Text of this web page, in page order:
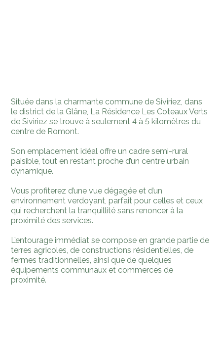
Située dans la charmante commune de Siviriez, dans
le district de la Glâne, La Résidence Les Coteaux Verts
de Siviriez se trouve à seulement 4 à 5 kilomètres du
centre de Romont.
Son emplacement idéal offre un cadre semi-rural
paisible, tout en restant proche d’un centre urbain
dynamique.
Vous profiterez d’une vue dégagée et d’un
environnement verdoyant, parfait pour celles et ceux
qui recherchent la tranquillité sans renoncer à la
proximité des services.
L’entourage immédiat se compose en grande partie de
terres agricoles, de constructions résidentielles, de
fermes traditionnelles, ainsi que de quelques
équipements communaux et commerces de
proximité.